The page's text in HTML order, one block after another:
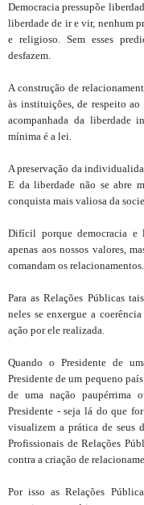
Democracia pressupõe
liberdade de ir e vir, nenhum
e religioso. Sem esses
desfazem.
A construção de
às instituições, de respeito
acompanhada da liberdade
mínima é a lei.
A preservação da
E da liberdade não se abre
conquista mais valiosa da
Difícil porque democracia e
apenas aos nossos valores,
comandam os relacionamentos.
Para as Relações Públicas
neles se enxergue a
ação por ele realizada.
Quando o Presidente de
Presidente de um pequeno
de uma nação paupérrima
Presidente - seja lá do que
visualizem a prática de seus
Profissionais de Relações
contra a criação de
Por isso as Relações